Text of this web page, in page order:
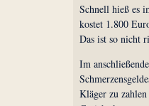
Schnell hieß es
kostet 1.800
Das ist so nicht
Im
Kläger zu